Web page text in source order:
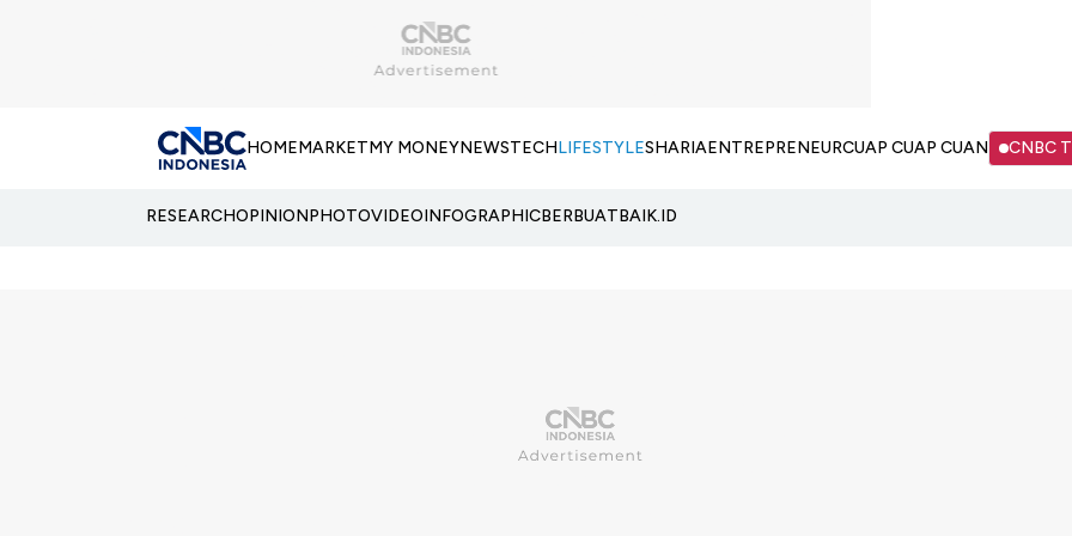
HOMEMARKETMY MONEYNEWSTECHLIFESTYLESHARIAENTREPRENEURCUAP CUAP CUAN CNBC
RESEARCHOPINIONPHOTOVIDEOINFOGRAPHICBERBUATBAIK.ID